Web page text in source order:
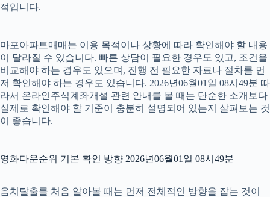
적입니다.
마포아파트매매는 이용 목적이나 상황에 따라 확인해야 할 내용
이 달라질 수 있습니다. 빠른 상담이 필요한 경우도 있고, 조건을
비교해야 하는 경우도 있으며, 진행 전 필요한 자료나 절차를 먼
저 확인해야 하는 경우도 있습니다. 2026년06월01일 08시49분 따
라서 온라인주식계좌개설 관련 안내를 볼 때는 단순한 소개보다
실제로 확인해야 할 기준이 충분히 설명되어 있는지 살펴보는 것
이 좋습니다.
영화다운순위 기본 확인 방향 2026년06월01일 08시49분
음치탈출를 처음 알아볼 때는 먼저 전체적인 방향을 잡는 것이